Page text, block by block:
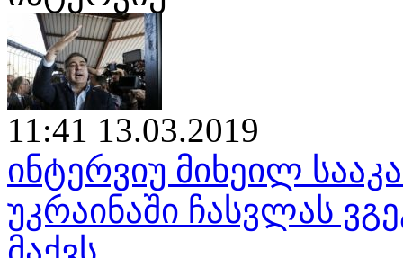
11:41 13.03.2019
ინტერვიუ მიხეილ
უკრაინაში ჩასვლას